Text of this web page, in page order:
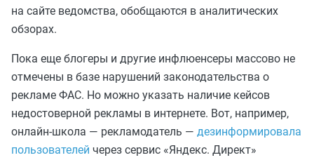
на сайте ведомства, обобщаются в аналитических
обзорах.
Пока еще блогеры и другие инфлюенсеры массово не
отмечены в базе нарушений законодательства о
рекламе ФАС. Но можно указать наличие кейсов
недостоверной рекламы в интернете. Вот, например,
онлайн-школа — рекламодатель — дезинформировала
пользователей через сервис «Яндекс. Директ»